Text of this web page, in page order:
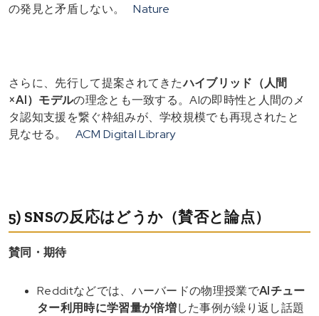
の発見と矛盾しない。
Nature
さらに、先行して提案されてきたハイブリッド（人間
×AI）モデルの理念とも一致する。AIの即時性と人間のメ
タ認知支援を繋ぐ枠組みが、学校規模でも再現されたと
見なせる。
ACM Digital Library
5) SNSの反応はどうか（賛否と論点）
賛同・期待
Redditなどでは、ハーバードの物理授業でAIチュー
ター利用時に学習量が倍増した事例が繰り返し話題